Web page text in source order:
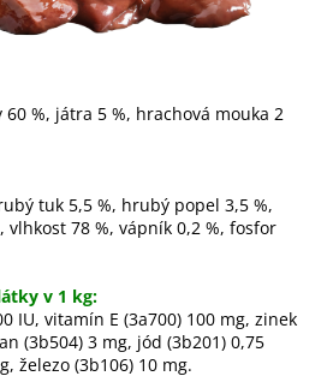
%, játra 5 %, hrachová mouka 2
tuk 5,5 %, hrubý popel 3,5 %,
vlhkost 78 %, vápník 0,2 %, fosfor
v 1 kg:
IU, vitamín E (3a700) 100 mg, zinek
(3b504) 3 mg, jód (3b201) 0,75
železo (3b106) 10 mg.